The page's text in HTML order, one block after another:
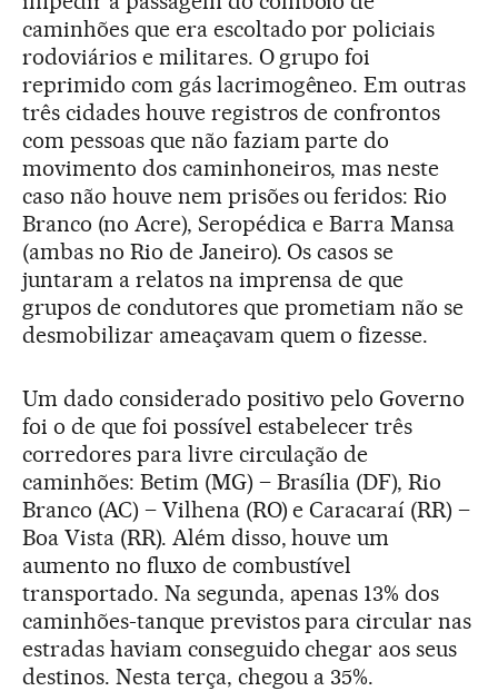
caminhões que era escoltado por policiais
rodoviários e militares. O grupo foi
reprimido com gás lacrimogêneo. Em outras
três cidades houve registros de confrontos
com pessoas que não faziam parte do
movimento dos caminhoneiros, mas neste
caso não houve nem prisões ou feridos: Rio
Branco (no Acre), Seropédica e Barra Mansa
(ambas no Rio de Janeiro). Os casos se
juntaram a relatos na imprensa de que
grupos de condutores que prometiam não se
desmobilizar ameaçavam quem o fizesse.
Um dado considerado positivo pelo Governo
foi o de que foi possível estabelecer três
corredores para livre circulação de
caminhões: Betim (MG) – Brasília (DF), Rio
Branco (AC) – Vilhena (RO) e Caracaraí (RR) –
Boa Vista (RR). Além disso, houve um
aumento no fluxo de combustível
transportado. Na segunda, apenas 13% dos
caminhões-tanque previstos para circular nas
estradas haviam conseguido chegar aos seus
destinos. Nesta terça, chegou a 35%.